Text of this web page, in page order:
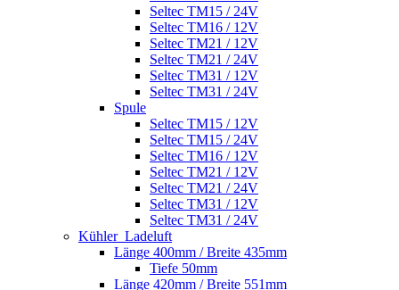
Seltec TM15 / 24V
Seltec TM16 / 12V
Seltec TM21 / 12V
Seltec TM21 / 24V
Seltec TM31 / 12V
Seltec TM31 / 24V
Spule
Seltec TM15 / 12V
Seltec TM15 / 24V
Seltec TM16 / 12V
Seltec TM21 / 12V
Seltec TM21 / 24V
Seltec TM31 / 12V
Seltec TM31 / 24V
Kühler_Ladeluft
Länge 400mm / Breite 435mm
Tiefe 50mm
Länge 420mm / Breite 551mm